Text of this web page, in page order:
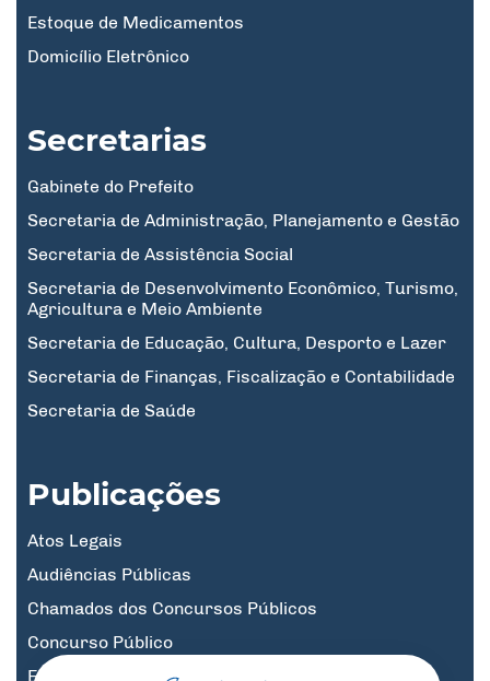
Estoque de Medicamentos
Domicílio Eletrônico
Secretarias
Gabinete do Prefeito
Secretaria de Administração, Planejamento e Gestão
Secretaria de Assistência Social
Secretaria de Desenvolvimento Econômico, Turismo,
Agricultura e Meio Ambiente
Secretaria de Educação, Cultura, Desporto e Lazer
Secretaria de Finanças, Fiscalização e Contabilidade
Secretaria de Saúde
Publicações
Atos Legais
Audiências Públicas
Chamados dos Concursos Públicos
Concurso Público
Educação